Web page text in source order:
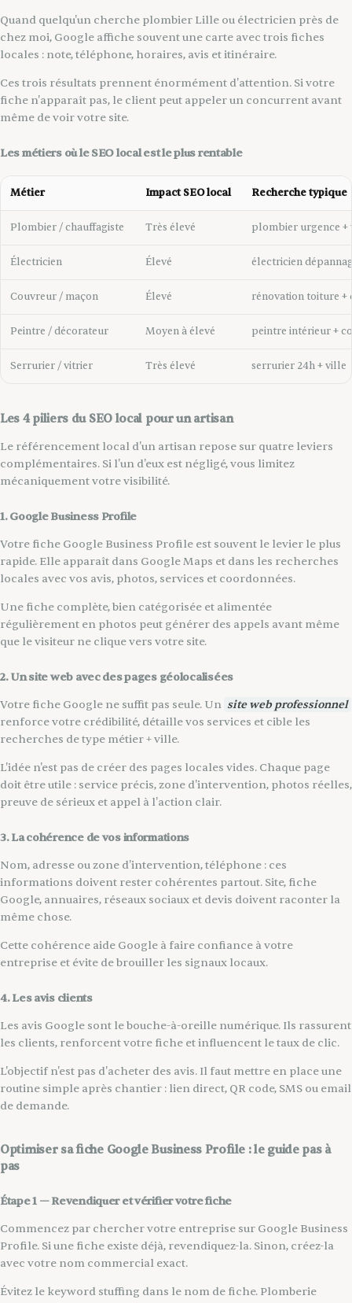
Quand quelqu'un cherche plombier Lille ou électricien près de
chez moi, Google affiche souvent une carte avec trois fiches
locales : note, téléphone, horaires, avis et itinéraire.
Ces trois résultats prennent énormément d'attention. Si votre
fiche n'apparaît pas, le client peut appeler un concurrent avant
même de voir votre site.
Les métiers où le SEO local est le plus rentable
Métier Impact SEO local Recherche typique
Plombier / chauffagiste Très élevé plombier urgence +
Électricien Élevé électricien
Couvreur / maçon Élevé rénovation toiture +
Peintre / décorateur Moyen à élevé peintre intérieur +
Serrurier / vitrier Très élevé serrurier 24h + ville
Les 4 piliers du SEO local pour un artisan
Le référencement local d'un artisan repose sur quatre leviers
complémentaires. Si l'un d'eux est négligé, vous limitez
mécaniquement votre visibilité.
1. Google Business Profile
Votre fiche Google Business Profile est souvent le levier le plus
rapide. Elle apparaît dans Google Maps et dans les recherches
locales avec vos avis, photos, services et coordonnées.
Une fiche complète, bien catégorisée et alimentée
régulièrement en photos peut générer des appels avant même
que le visiteur ne clique vers votre site.
2. Un site web avec des pages géolocalisées
Votre fiche Google ne suffit pas seule. Un site web professionnel
renforce votre crédibilité, détaille vos services et cible les
recherches de type métier + ville.
L'idée n'est pas de créer des pages locales vides. Chaque page
doit être utile : service précis, zone d'intervention, photos réelles,
preuve de sérieux et appel à l'action clair.
3. La cohérence de vos informations
Nom, adresse ou zone d'intervention, téléphone : ces
informations doivent rester cohérentes partout. Site, fiche
Google, annuaires, réseaux sociaux et devis doivent raconter la
même chose.
Cette cohérence aide Google à faire confiance à votre
entreprise et évite de brouiller les signaux locaux.
4. Les avis clients
Les avis Google sont le bouche-à-oreille numérique. Ils rassurent
les clients, renforcent votre fiche et influencent le taux de clic.
L'objectif n'est pas d'acheter des avis. Il faut mettre en place une
routine simple après chantier : lien direct, QR code, SMS ou email
de demande.
Optimiser sa fiche Google Business Profile : le guide pas à
pas
Étape 1 — Revendiquer et vérifier votre fiche
Commencez par chercher votre entreprise sur Google Business
Profile. Si une fiche existe déjà, revendiquez-la. Sinon, créez-la
avec votre nom commercial exact.
Évitez le keyword stuffing dans le nom de fiche. Plomberie